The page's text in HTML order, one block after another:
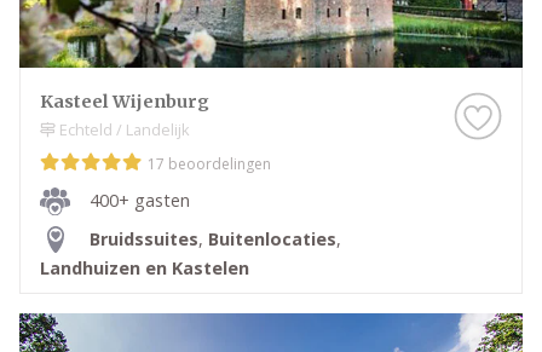
Kasteel Wijenburg
Echteld / Landelijk
17 beoordelingen
400+ gasten
Bruidssuites, Buitenlocaties,
Landhuizen en Kastelen